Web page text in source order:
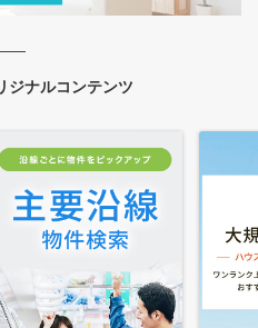
ジナルコンテンツ